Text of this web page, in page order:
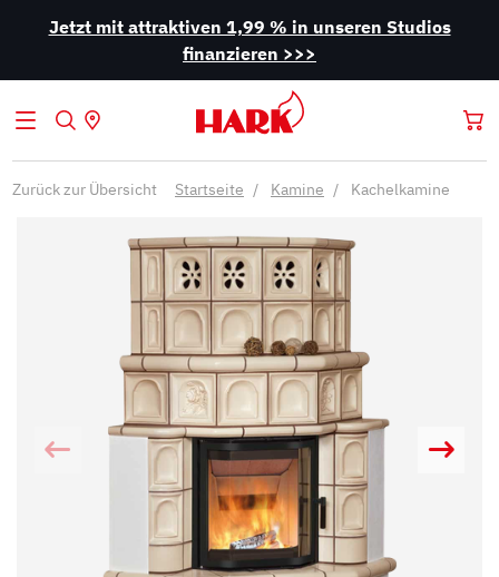
Jetzt mit attraktiven 1,99 % in unseren Studios
finanzieren >>>
Zurück zur Übersicht Startseite Kamine Kachelkamine